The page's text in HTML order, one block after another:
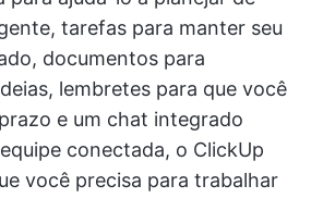
tarefas para manter seu
documentos para
lembretes para que você
e um chat integrado
conectada, o ClickUp
você precisa para trabalhar